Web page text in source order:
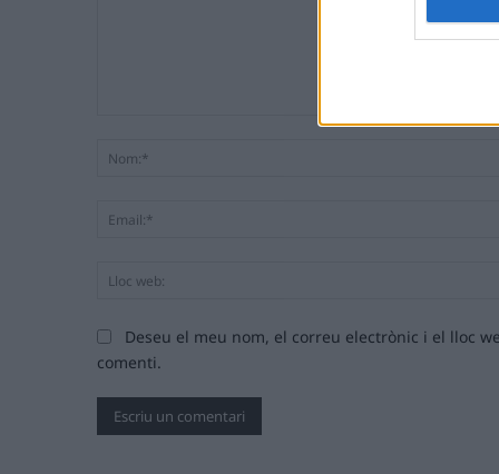
Deseu el meu nom, el correu electrònic i el lloc
comenti.